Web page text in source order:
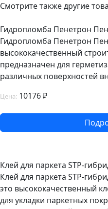
Смотрите также другие
Гидропломба Пенетрон
Гидропломба Пенетрон
высококачественный
предназначен для
различных поверхностей
Цена: 10176 ₽
Клей для паркета STP-
Клей для паркета STP-
это высококачественный
для укладки паркетных